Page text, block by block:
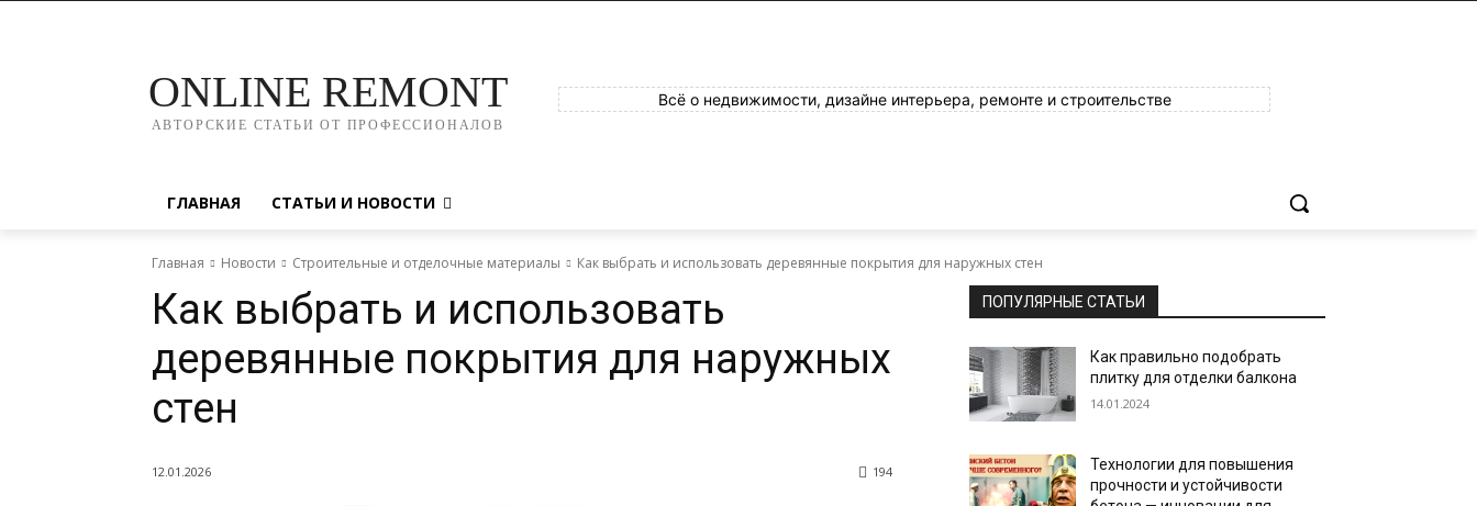
ONLINE REMONT
АВТОРСКИЕ СТАТЬИ ОТ ПРОФЕССИОНАЛОВ
Всё о недвижимости, дизайне интерьера, ремонте и строительстве
ГЛАВНАЯ СТАТЬИ И НОВОСТИ
Главная Новости Строительные и отделочные материалы Как выбрать и использовать деревянные покрытия для наружных стен
Как выбрать и использовать
деревянные покрытия для наружных
стен
12.01.2026 194
ПОПУЛЯРНЫЕ СТАТЬИ
Как правильно подобрать
плитку для отделки балкона
14.01.2024
Технологии для повышения
прочности и устойчивости